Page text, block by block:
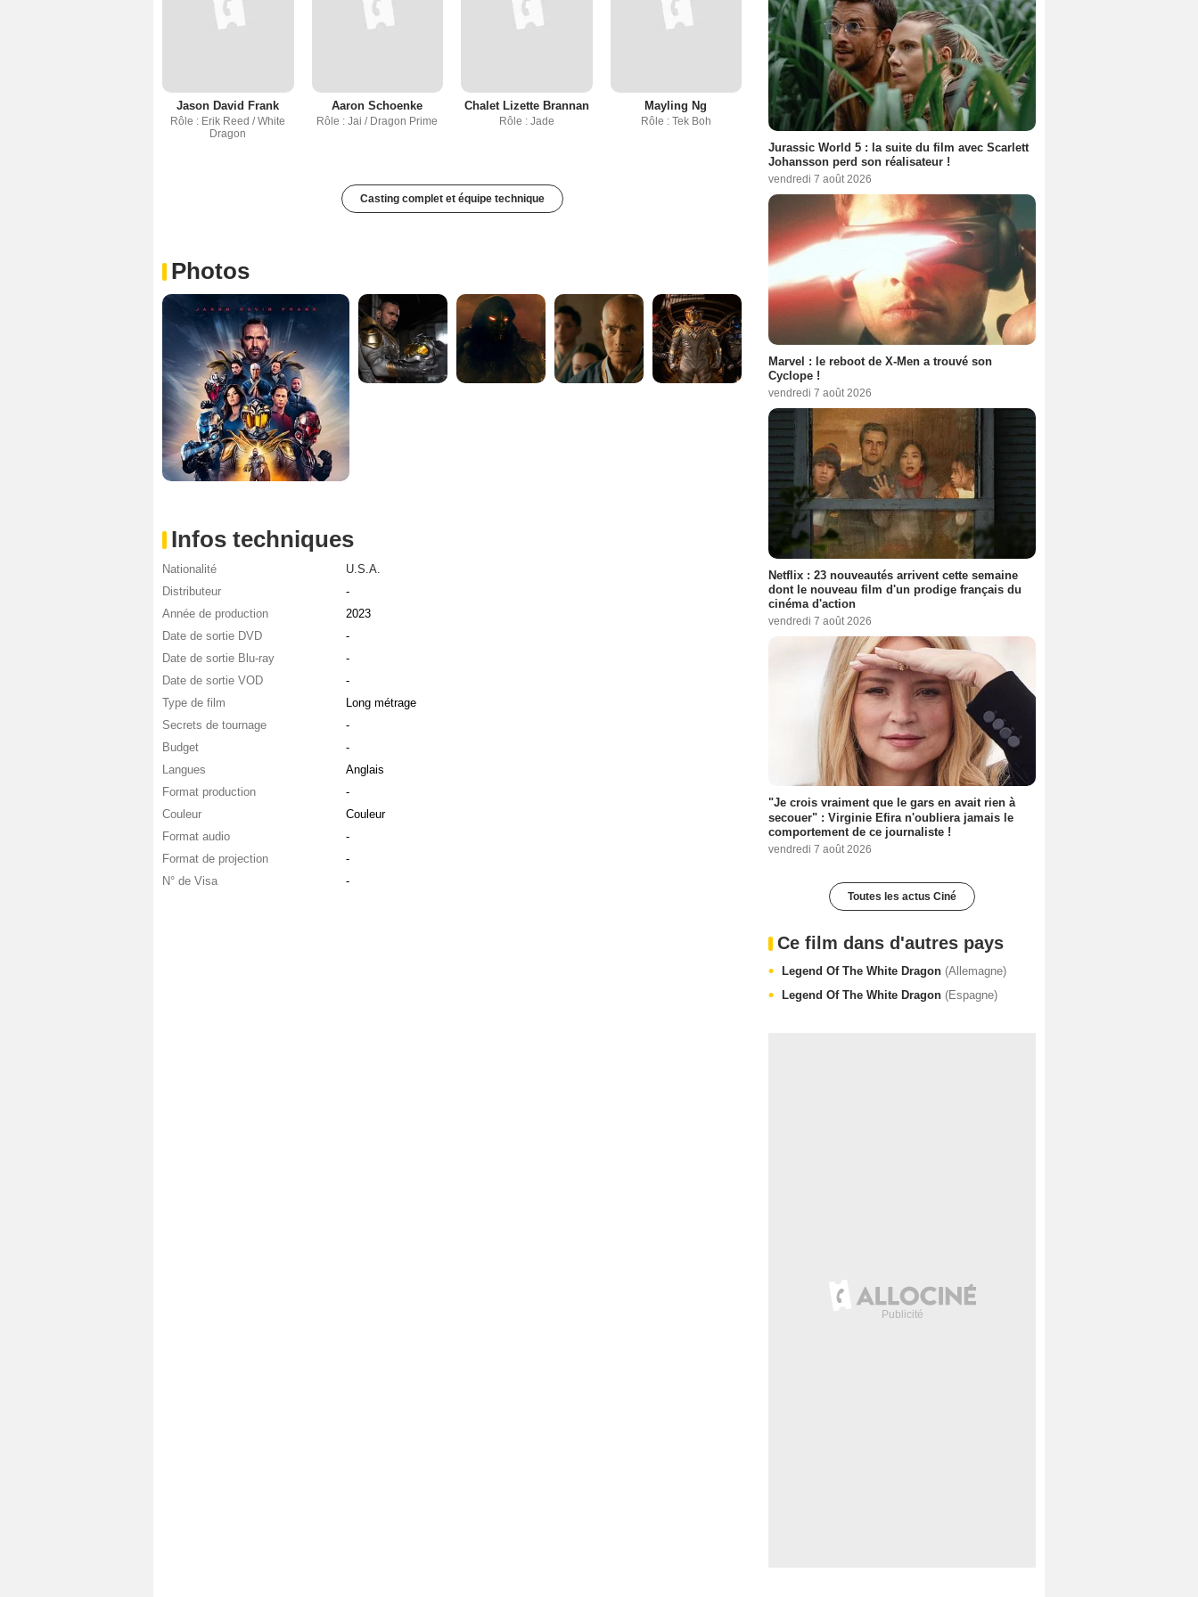
Jason David Frank
Rôle : Erik Reed / White
Dragon
Aaron Schoenke
Rôle : Jai / Dragon Prime
Chalet Lizette Brannan
Rôle : Jade
Mayling Ng
Rôle : Tek Boh
Casting complet et équipe technique
Photos
Infos techniques
Nationalité
U.S.A.
Distributeur
-
Année de production
2023
Date de sortie DVD
-
Date de sortie Blu-ray
-
Date de sortie VOD
-
Type de film
Long métrage
Secrets de tournage
-
Budget
-
Langues
Anglais
Format production
-
Couleur
Couleur
Format audio
-
Format de projection
-
N° de Visa
-
Jurassic World 5 : la suite du film avec Scarlett
Johansson perd son réalisateur !
vendredi 7 août 2026
Marvel : le reboot de X-Men a trouvé son
Cyclope !
vendredi 7 août 2026
Netflix : 23 nouveautés arrivent cette semaine
dont le nouveau film d'un prodige français du
cinéma d'action
vendredi 7 août 2026
"Je crois vraiment que le gars en avait rien à
secouer" : Virginie Efira n'oubliera jamais le
comportement de ce journaliste !
vendredi 7 août 2026
Toutes les actus Ciné
Ce film dans d'autres pays
Legend Of The White Dragon (Allemagne)
Legend Of The White Dragon (Espagne)